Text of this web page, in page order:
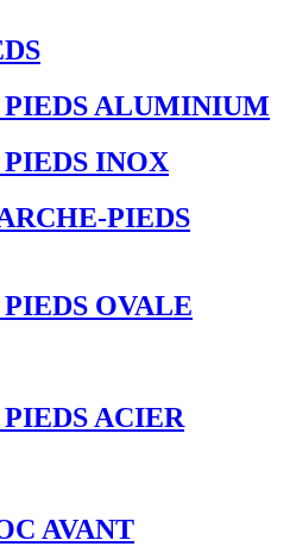
ALUMINIUM
INOX
PIEDS
OVALE
ACIER
AVANT